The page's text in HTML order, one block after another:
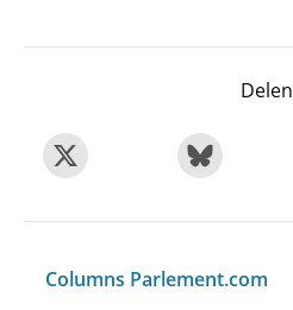
Delen
Columns Parlement.com